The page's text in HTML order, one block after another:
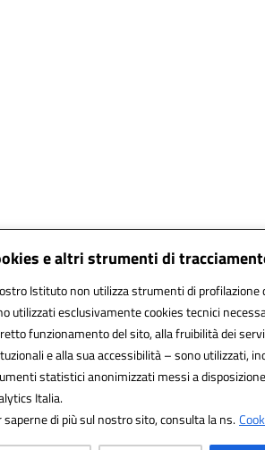
e altri strumenti di
Istituto non utilizza strumenti di profilazione
utilizzati esclusivamente cookies tecnici
funzionamento del sito, alla fruibilità dei
e alla sua accessibilità – sono utilizzati,
statistici anonimizzati messi a
Italia.
saperne di più sul nostro sito, consulta la ns.